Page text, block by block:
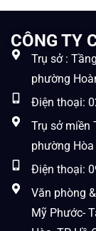
CÔNG TY
Trụ sở :
phường
Điện thoại:
Trụ sở miền
phường Hòa
Điện thoại:
Văn phòng
Mỹ Phước-